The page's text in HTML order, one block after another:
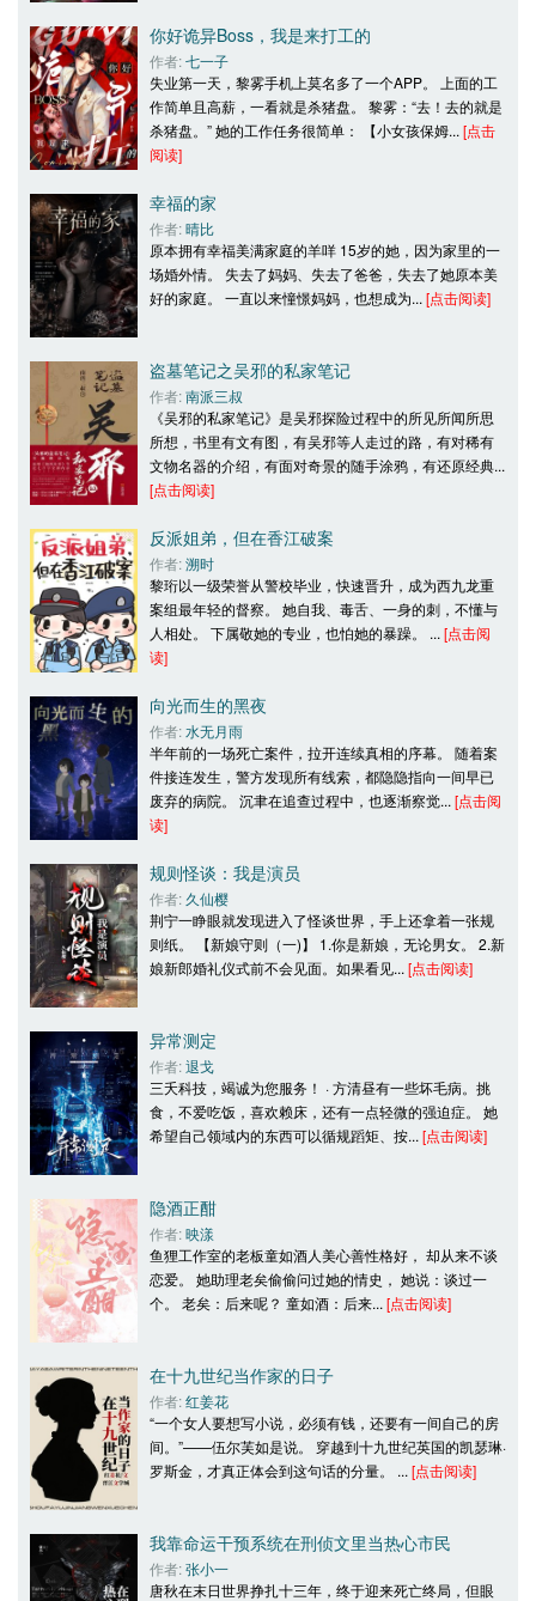
你好诡异Boss，我是来打工的
作者: 七一子
失业第一天，黎雾手机上莫名多了一个APP。 上面的工
作简单且高薪，一看就是杀猪盘。 黎雾：“去！去的就是
杀猪盘。” 她的工作任务很简单： 【小女孩保姆... [点击
阅读]
幸福的家
作者: 晴比
原本拥有幸福美满家庭的羊咩 15岁的她，因为家里的一
场婚外情。 失去了妈妈、失去了爸爸，失去了她原本美
好的家庭。 一直以来憧憬妈妈，也想成为... [点击阅读]
盗墓笔记之吴邪的私家笔记
作者: 南派三叔
《吴邪的私家笔记》是吴邪探险过程中的所见所闻所思
所想，书里有文有图，有吴邪等人走过的路，有对稀有
文物名器的介绍，有面对奇景的随手涂鸦，有还原经典...
[点击阅读]
反派姐弟，但在香江破案
作者: 溯时
黎珩以一级荣誉从警校毕业，快速晋升，成为西九龙重
案组最年轻的督察。 她自我、毒舌、一身的刺，不懂与
人相处。 下属敬她的专业，也怕她的暴躁。 ... [点击阅
读]
向光而生的黑夜
作者: 水无月雨
半年前的一场死亡案件，拉开连续真相的序幕。 随着案
件接连发生，警方发现所有线索，都隐隐指向一间早已
废弃的病院。 沉聿在追查过程中，也逐渐察觉... [点击阅
读]
规则怪谈：我是演员
作者: 久仙樱
荆宁一睁眼就发现进入了怪谈世界，手上还拿着一张规
则纸。 【新娘守则（一)】 1.你是新娘，无论男女。 2.新
娘新郎婚礼仪式前不会见面。如果看见... [点击阅读]
异常测定
作者: 退戈
三夭科技，竭诚为您服务！ · 方清昼有一些坏毛病。挑
食，不爱吃饭，喜欢赖床，还有一点轻微的强迫症。 她
希望自己领域内的东西可以循规蹈矩、按... [点击阅读]
隐酒正酣
作者: 映漾
鱼狸工作室的老板童如酒人美心善性格好， 却从来不谈
恋爱。 她助理老矣偷偷问过她的情史， 她说：谈过一
个。 老矣：后来呢？ 童如酒：后来... [点击阅读]
在十九世纪当作家的日子
作者: 红姜花
“一个女人要想写小说，必须有钱，还要有一间自己的房
间。”——伍尔芙如是说。 穿越到十九世纪英国的凯瑟琳·
罗斯金，才真正体会到这句话的分量。 ... [点击阅读]
我靠命运干预系统在刑侦文里当热心市民
作者: 张小一
唐秋在末日世界挣扎十三年，终于迎来死亡终局，但眼